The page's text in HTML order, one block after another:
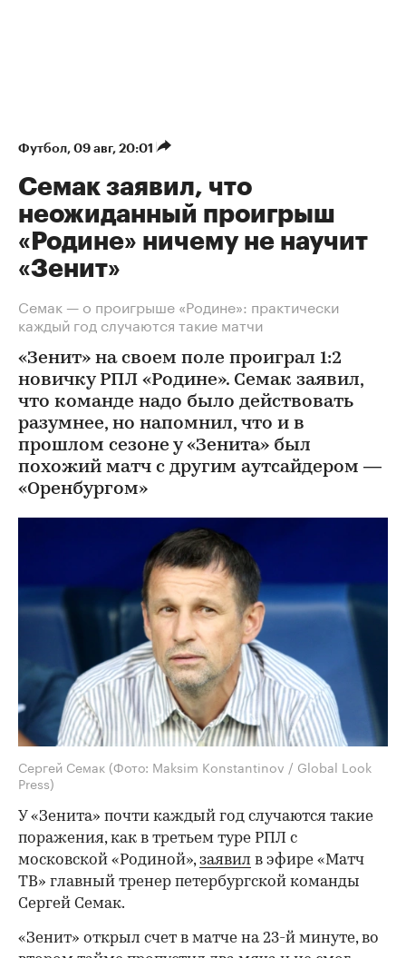
Футбол⁠, 09 авг, 20:01
Семак заявил, что
неожиданный проигрыш
«Родине» ничему не научит
«Зенит»
Семак — о проигрыше «Родине»: практически
каждый год случаются такие матчи
«Зенит» на своем поле проиграл 1:2
новичку РПЛ «Родине». Семак заявил,
что команде надо было действовать
разумнее, но напомнил, что и в
прошлом сезоне у «Зенита» был
похожий матч с другим аутсайдером —
«Оренбургом»
Сергей Семак (Фото: Maksim Konstantinov / Global Look
Press)
У «Зенита» почти каждый год случаются такие
поражения, как в третьем туре РПЛ с
московской «Родиной»,заявил в эфире «Матч
ТВ» главный тренер петербургской команды
Сергей Семак.
«Зенит» открыл счет в матче на 23-й минуте, во